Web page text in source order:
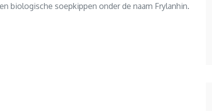
biologische soepkippen onder de naam Frylanhin.